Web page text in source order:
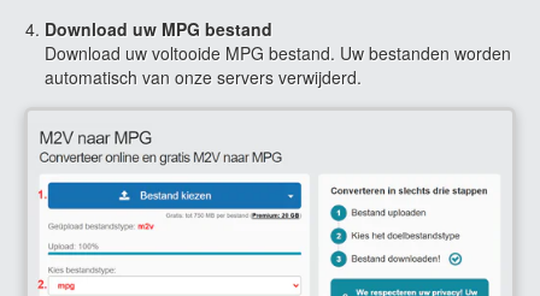
Download uw MPG bestand
Download uw voltooide MPG bestand. Uw bestanden worden
automatisch van onze servers verwijderd.